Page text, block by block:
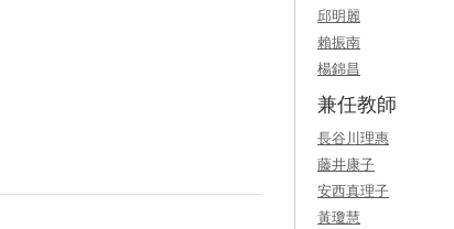
邱明麗
賴振南
楊錦昌
兼任教師
長谷川理惠
藤井康子
安西真理子
黃瓊慧